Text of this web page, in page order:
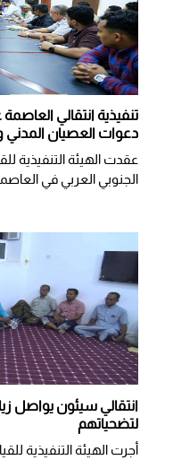
تنفيذية انتقالي
دعوات العصيان المدني
​عقدت الهيئة التنفيذية
الجنوبي العربي في
انتقالي سيئون يواصل
لتضحياتهم
أجرت الهيئة التنفيذية